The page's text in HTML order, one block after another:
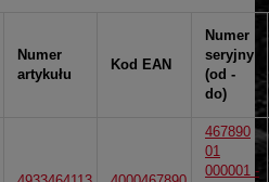
Numer
artykułu
Kod EAN
Numer
seryjny
(od -
do)
467890
01
000001 -